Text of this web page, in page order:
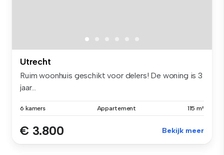
Utrecht
Ruim woonhuis geschikt voor delers! De woning is 3
jaar...
6 kamers Appartement 115 m²
€ 3.800 Bekijk meer